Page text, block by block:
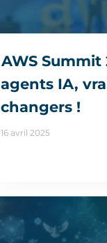
AWS Summit
agents IA,
changers !
16 avril 2025